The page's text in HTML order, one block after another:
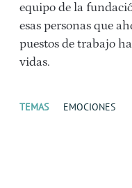
equipo de la
esas personas que
puestos de trabajo
vidas.
TEMAS EMOCIONES